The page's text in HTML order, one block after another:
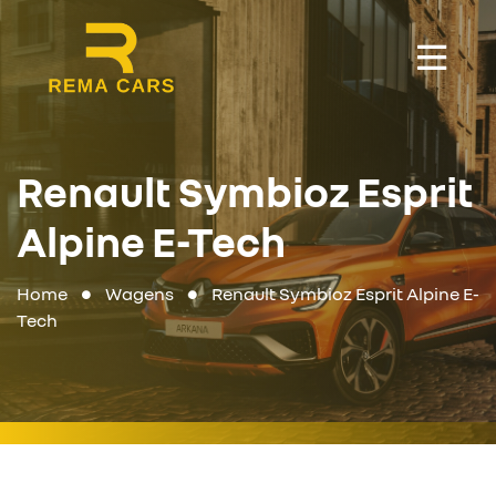
Renault Symbioz Esprit
Alpine E-Tech
Home Wagens
Renault Symbioz Esprit Alpine E-
Tech